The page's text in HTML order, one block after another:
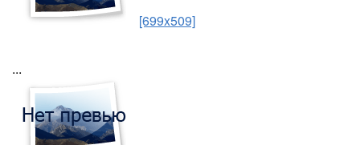
[699x509]
...